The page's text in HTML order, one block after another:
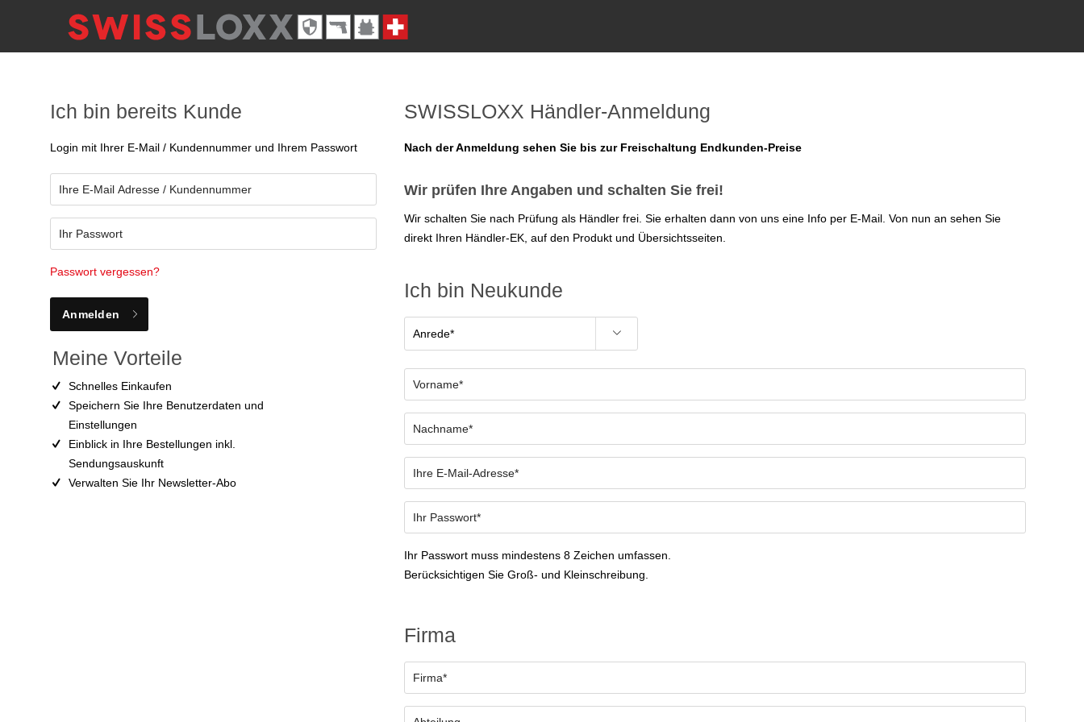
SWISSLOXX Händler-Anmeldung
Nach der Anmeldung sehen Sie bis zur Freischaltung Endkunden-Preise
Wir prüfen Ihre Angaben und schalten Sie frei!
Wir schalten Sie nach Prüfung als Händler frei. Sie erhalten dann von uns eine Info per E-Mail. Von nun an sehen Sie
direkt Ihren Händler-EK, auf den Produkt und Übersichtsseiten.
Ich bin Neukunde
Ihr Passwort muss mindestens 8 Zeichen umfassen.
Berücksichtigen Sie Groß- und Kleinschreibung.
Firma
Ich bin bereits Kunde
Login mit Ihrer E-Mail / Kundennummer und Ihrem Passwort
Passwort vergessen?
Anmelden
Meine Vorteile
Schnelles Einkaufen
Speichern Sie Ihre Benutzerdaten und
Einstellungen
Einblick in Ihre Bestellungen inkl.
Sendungsauskunft
Verwalten Sie Ihr Newsletter-Abo